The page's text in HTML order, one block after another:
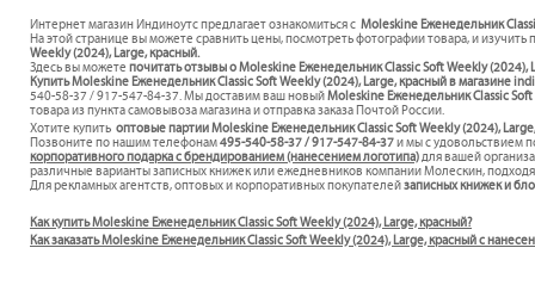
Интернет магазин Индиноутс предлагает ознакомиться с Moleskine Еженедельник
На этой странице вы можете сравнить цены, посмотреть фотографии товара, и
Weekly (2024), Large, красный.
Здесь вы можете почитать отзывы о Moleskine Еженедельник Classic Soft Weekly (2024),
Купить Moleskine Еженедельник Classic Soft Weekly (2024), Large, красный в магазине
540-58-37 / 917-547-84-37. Мы доставим ваш новыйMoleskine Еженедельник Classic
товара из пункта самовывоза магазина и отправка заказа Почтой России.
Хотите купить оптовые партии Moleskine Еженедельник Classic Soft Weekly (2024),
Позвоните по нашим телефонам495-540-58-37 / 917-547-84-37и мы с удовольствием
корпоративного подарка с брендированием (нанесением логотипа)для вашей
различные варианты записных книжек или ежедневников компании Молескин,
Для рекламных агентств, оптовых и корпоративных покупателейзаписных книжек и
Как купить Moleskine Еженедельник Classic Soft Weekly (2024), Large, красный?
Как заказать Moleskine Еженедельник Classic Soft Weekly (2024), Large, красный с